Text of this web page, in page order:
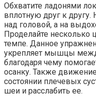
Обхватите ладонями
вплотную друг к
над головой, а на
Проделайте
темпе. Данное
укрепляет мышцы
благодаря чему
осанку. Также
состоянии плечевых
шеи и расслабить ее.